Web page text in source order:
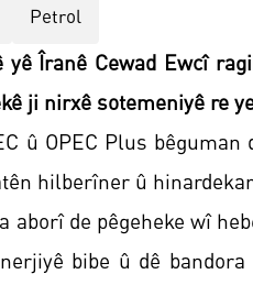
Petrol
Îranê Cewad Ewcî
ji nirxê sotemeniyê re
û OPEC Plus
hilberîner û
de pêgeheke wî
bibe û dê